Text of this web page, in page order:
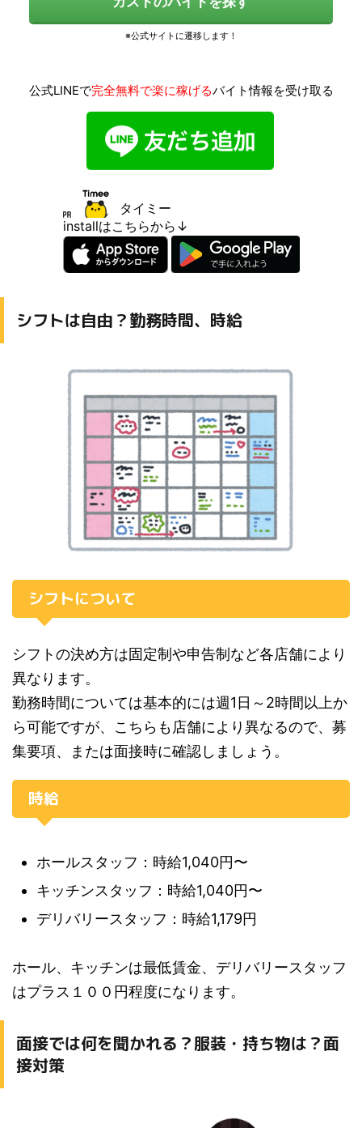
公式LINEで完全無料で楽に稼げるバイト情報を受け取る
タイミー
installはこちらから↓
シフトは自由？勤務時間、時給
シフトについて
シフトの決め方は固定制や申告制など各店舗により
異なります。
勤務時間については基本的には週1日～2時間以上か
ら可能ですが、こちらも店舗により異なるので、募
集要項、または面接時に確認しましょう。
時給
ホールスタッフ：時給1,040円〜
キッチンスタッフ：時給1,040円〜
デリバリースタッフ：時給1,179円
ホール、キッチンは最低賃金、デリバリースタッフ
はプラス１００円程度になります。
面接では何を聞かれる？服装・持ち物は？面
接対策